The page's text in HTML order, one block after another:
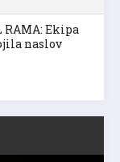
RAMA: Ekipa
naslov